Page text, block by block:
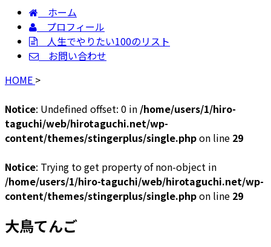
ホーム
プロフィール
人生でやりたい100のリスト
お問い合わせ
HOME >
Notice: Undefined offset: 0 in /home/users/1/hiro-
taguchi/web/hirotaguchi.net/wp-
content/themes/stingerplus/single.phpon line 29
Notice: Trying to get property of non-object in
/home/users/1/hiro-taguchi/web/hirotaguchi.net/wp-
content/themes/stingerplus/single.phpon line 29
大鳥てんご